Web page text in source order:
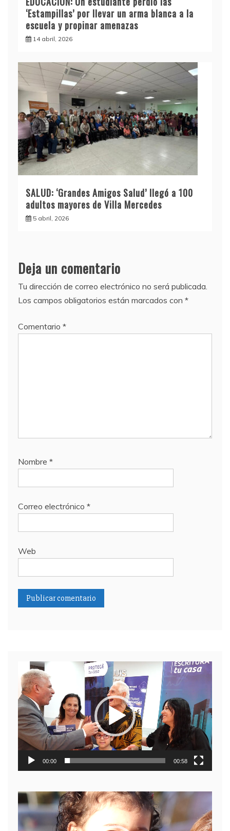
‘Estampillas’ por llevar un arma blanca a la
escuela y propinar amenazas
14 abril, 2026
SALUD: ‘Grandes Amigos Salud’ llegó a 100
adultos mayores de Villa Mercedes
5 abril, 2026
Deja un comentario
Tu dirección de correo electrónico no será publicada.
Los campos obligatorios están marcados con *
Comentario *
Nombre *
Correo electrónico *
Web
Reproductor
de
video
00:00 00:58
Reproductor
de
video